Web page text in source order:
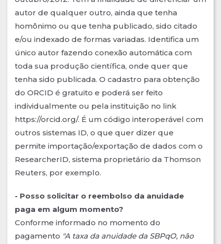
autor de qualquer outro, ainda que tenha
homônimo ou que tenha publicado, sido citado
e/ou indexado de formas variadas. Identifica um
único autor fazendo conexão automática com
toda sua produção científica, onde quer que
tenha sido publicada. O cadastro para obtenção
do ORCID é gratuito e poderá ser feito
individualmente ou pela instituição no link
https://orcid.org/. É um código interoperável com
outros sistemas ID, o que quer dizer que
permite importação/exportação de dados com o
ResearcherID, sistema proprietário da Thomson
Reuters, por exemplo.
- Posso solicitar o reembolso da anuidade
paga em algum momento?
Conforme informado no momento do
pagamento "A taxa da anuidade da SBPqO, não